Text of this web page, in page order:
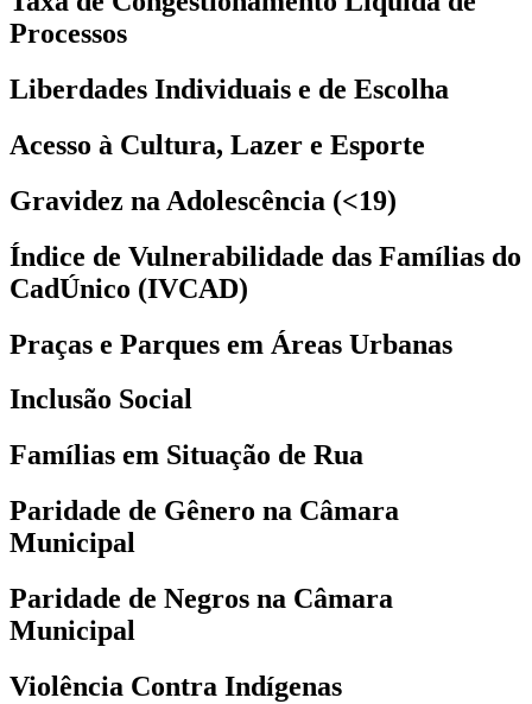
Processos
Liberdades Individuais e de Escolha
Acesso à Cultura, Lazer e Esporte
Gravidez na Adolescência (<19)
Índice de Vulnerabilidade das Famílias do
CadÚnico (IVCAD)
Praças e Parques em Áreas Urbanas
Inclusão Social
Famílias em Situação de Rua
Paridade de Gênero na Câmara
Municipal
Paridade de Negros na Câmara
Municipal
Violência Contra Indígenas